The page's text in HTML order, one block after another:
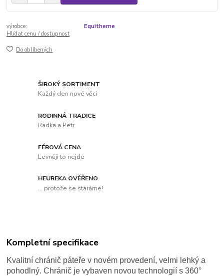
výrobce:
Equitheme
Hlídat cenu / dostupnost
Do oblíbených
ŠIROKÝ SORTIMENT
Každý den nové věci
RODINNÁ TRADICE
Radka a Petr
FÉROVÁ CENA
Levněji to nejde
HEUREKA OVĚŘENO
... protože se staráme!
Kompletní specifikace
Kvalitní chránič páteře v novém provedení, velmi lehký a
pohodlný. Chránič je vybaven novou technologií s 360°